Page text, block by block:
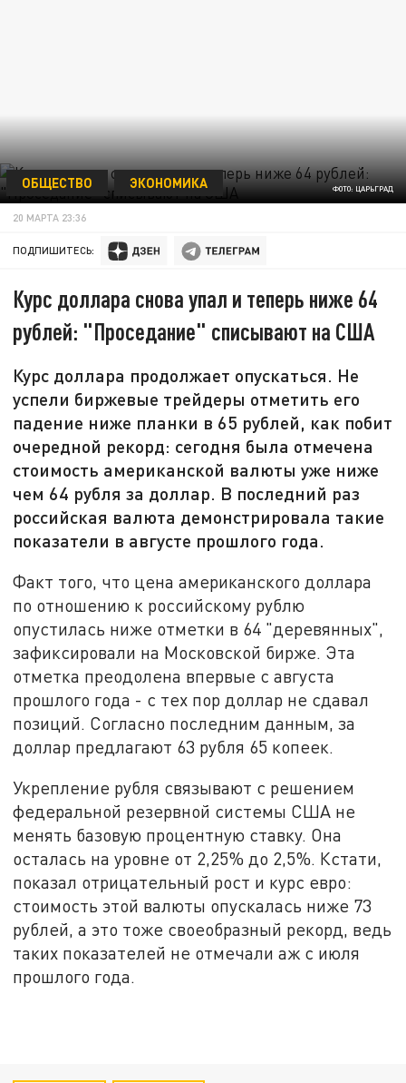
ФОТО: ЦАРЬГРАД
ОБЩЕСТВО ЭКОНОМИКА
20 МАРТА 23:36
ПОДПИШИТЕСЬ:
Курс доллара снова упал и теперь ниже 64
рублей: "Проседание" списывают на США
Курс доллара продолжает опускаться. Не
успели биржевые трейдеры отметить его
падение ниже планки в 65 рублей, как побит
очередной рекорд: сегодня была отмечена
стоимость американской валюты уже ниже
чем 64 рубля за доллар. В последний раз
российская валюта демонстрировала такие
показатели в августе прошлого года.
Факт того, что цена американского доллара
по отношению к российскому рублю
опустилась ниже отметки в 64 "деревянных",
зафиксировали на Московской бирже. Эта
отметка преодолена впервые с августа
прошлого года - с тех пор доллар не сдавал
позиций. Согласно последним данным, за
доллар предлагают 63 рубля 65 копеек.
Укрепление рубля связывают с решением
федеральной резервной системы США не
менять базовую процентную ставку. Она
осталась на уровне от 2,25% до 2,5%. Кстати,
показал отрицательный рост и курс евро:
стоимость этой валюты опускалась ниже 73
рублей, а это тоже своеобразный рекорд, ведь
таких показателей не отмечали аж с июля
прошлого года.